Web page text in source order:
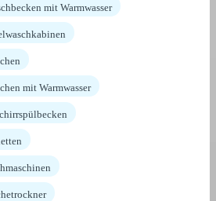
mit Warmwasser
mit Warmwasser